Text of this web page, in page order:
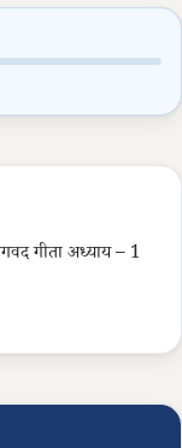
गीता अध्याय – 1